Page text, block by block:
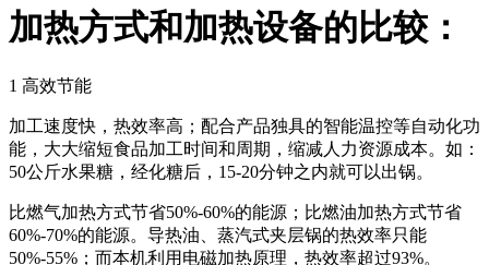
加热方式和加热设备的比较：
1 高效节能
加工速度快，热效率高；配合产品独具的智能温控等自动化功
能，大大缩短食品加工时间和周期，缩减人力资源成本。如：
50公斤水果糖，经化糖后，15-20分钟之内就可以出锅。
比燃气加热方式节省50%-60%的能源；比燃油加热方式节省
60%-70%的能源。导热油、蒸汽式夹层锅的热效率只能
50%-55%；而本机利用电磁加热原理，热效率超过93%。